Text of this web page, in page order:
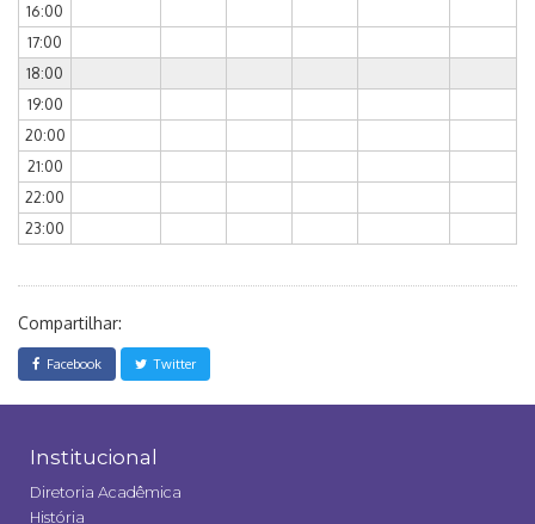
16:00
17:00
18:00
19:00
20:00
21:00
22:00
23:00
Compartilhar:
Facebook Twitter
Institucional
Diretoria Acadêmica
História